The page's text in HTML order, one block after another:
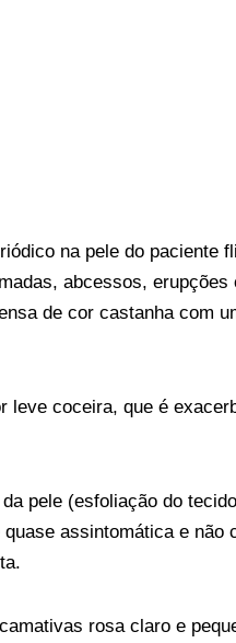
na pele do paciente
abcessos, erupções
de cor castanha com
leve coceira, que é
pele (esfoliação do
assintomática e não
rosa claro e